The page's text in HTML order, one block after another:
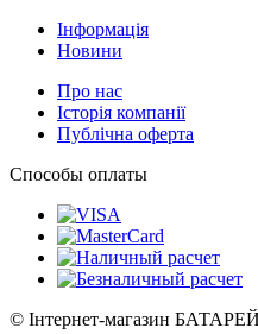
Інформація
Новини
Про нас
Історія компанії
Публічна оферта
Способы оплаты
© Інтернет-магазин